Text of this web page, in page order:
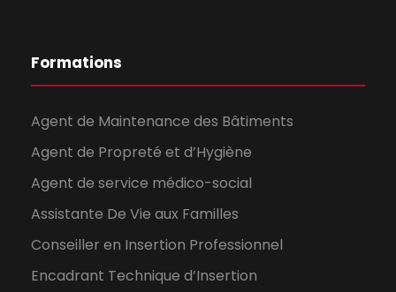
Formations
Agent de Maintenance des Bâtiments
Agent de Propreté et d’Hygiène
Agent de service médico-social
Assistante De Vie aux Familles
Conseiller en Insertion Professionnel
Encadrant Technique d’Insertion